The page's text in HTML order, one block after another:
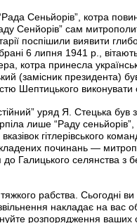
Сеньйорів”, котра
Сенйорів” сам
поспішили виявити
6 липня 1941 р.,
котра принесла
(замісник президента)
Шептицького виконувати
уряд Я. Стецька був
лише “Раду
гітлерівського
починань —
до Галицького селянства з
рабства. Сьогодні
накладає на вас
розпорядження ваших